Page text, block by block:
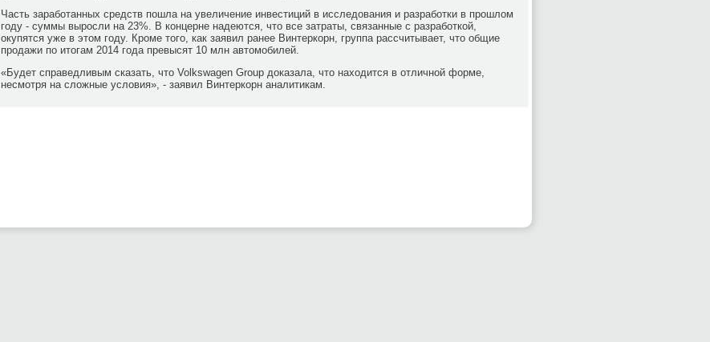
Часть заработанных средств пошла на увеличение инвестиций в исследования и разработки в прошлом
году - суммы выросли на 23%. В концерне надеются, что все затраты, связанные с разработкой,
окупятся уже в этом году. Кроме того, как заявил ранее Винтеркорн, группа рассчитывает, что общие
продажи по итогам 2014 года превысят 10 млн автомобилей.
«Будет справедливым сказать, что Volkswagen Group доказала, что находится в отличной форме,
несмотря на сложные условия», - заявил Винтеркорн аналитикам.